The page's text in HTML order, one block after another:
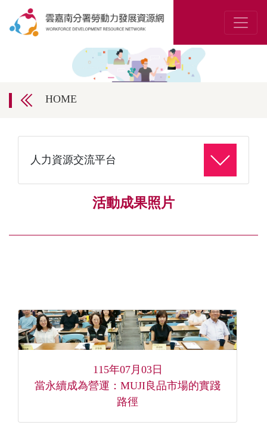
HOME
人力資源交流平台
活動成果照片
115年07月03日
當永續成為營運：MUJI良品市場的實踐
路徑